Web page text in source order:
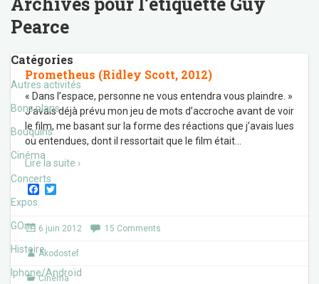
Pearce
Catégories
Autres activités
Bons plans
Bouquins
Cinéma
Concerts
Expos
GOne
Histoire
Iphone/Androïd
Prometheus (Ridley Scott, 2012)
« Dans l’espace, personne ne vous entendra vous plaindre. »
J’avais déjà prévu mon jeu de mots d’accroche avant de voir
le film, me basant sur la forme des réactions que j’avais lues
ou entendues, dont il ressortait que le film était
Lire la suite ›
F
e
b
o
o
k
t
r
6 juin 2012 15 Comments
Akodostef
Cinéma